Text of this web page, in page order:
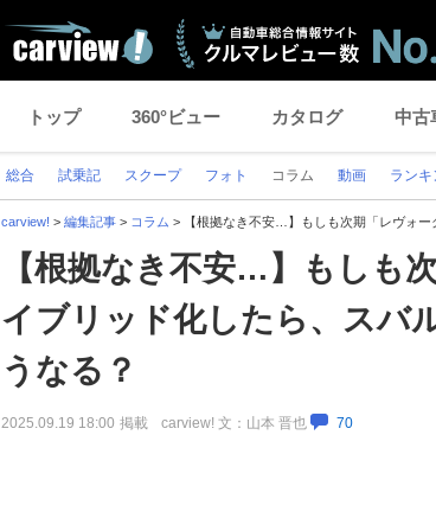
トップ 360°ビュー カタログ 中古
総合 試乗記 スクープ フォト コラム 動画 ランキ
carview! > 編集記事 > コラム > 【根拠なき不安…】もしも次期「レヴォ
【根拠なき不安…】もしも
イブリッド化したら、スバ
うなる？
2025.09.19 18:00 掲載 carview! 文：山本 晋也 70